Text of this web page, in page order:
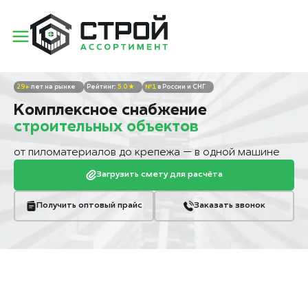
Комплексное снабжение
строительных объектов
от пиломатериалов до крепежа — в одной машине
Загрузить смету для расчёта
Получить оптовый прайс Заказать звонок
29+ лет на рынке 5.0 ★ №1 в России и СНГ